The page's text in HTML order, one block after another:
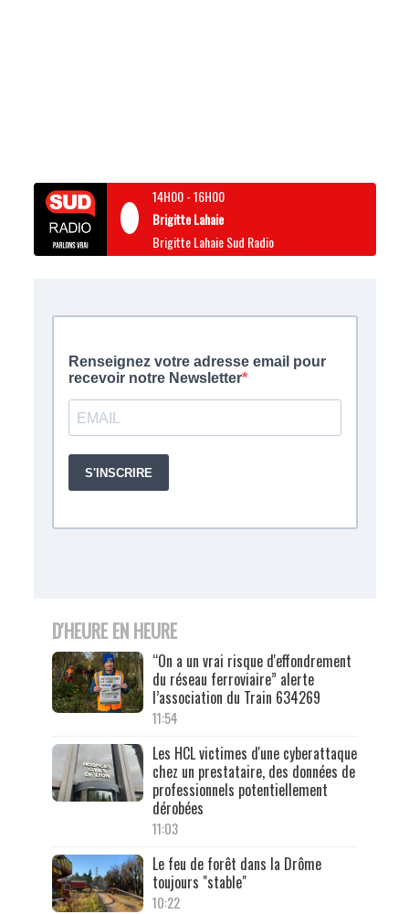
14H00-16H00
Brigitte Lahaie
Brigitte Lahaie Sud Radio
D'HEURE EN HEURE
“On a un vrai risque d'effondrement
du réseau ferroviaire” alerte
l’association du Train 634269
11:54
Les HCL victimes d'une cyberattaque
chez un prestataire, des données de
professionnels potentiellement
dérobées
11:03
Le feu de forêt dans la Drôme
toujours "stable"
10:22